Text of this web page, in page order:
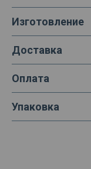
Изготовление
Доставка
Оплата
Упаковка